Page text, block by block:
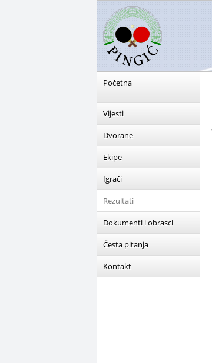
Početna
Vijesti
Dvorane
Ekipe
Igrači
Rezultati
Dokumenti i obrasci
Česta pitanja
Kontakt